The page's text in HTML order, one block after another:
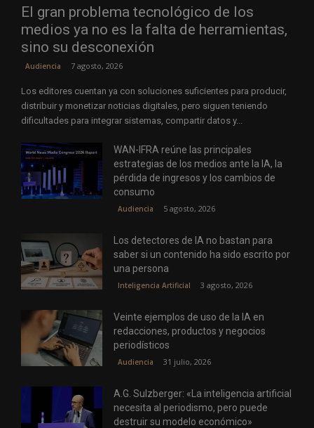
El gran problema tecnológico de los
medios ya no es la falta de herramientas,
sino su desconexión
Audiencia 7 agosto, 2026
Los editores cuentan ya con soluciones suficientes para producir,
distribuir y monetizar noticias digitales, pero siguen teniendo
dificultades para integrar sistemas, compartir datos y...
WAN-IFRA reúne las principales
estrategias de los medios ante la IA, la
pérdida de ingresos y los cambios de
consumo
Audiencia 5 agosto, 2026
Los detectores de IA no bastan para
saber si un contenido ha sido escrito por
una persona
Inteligencia Artificial 3 agosto, 2026
Veinte ejemplos de uso de la IA en
redacciones, productos y negocios
periodísticos
Audiencia 31 julio, 2026
A.G. Sulzberger: «La inteligencia artificial
necesita al periodismo, pero puede
destruir su modelo económico»